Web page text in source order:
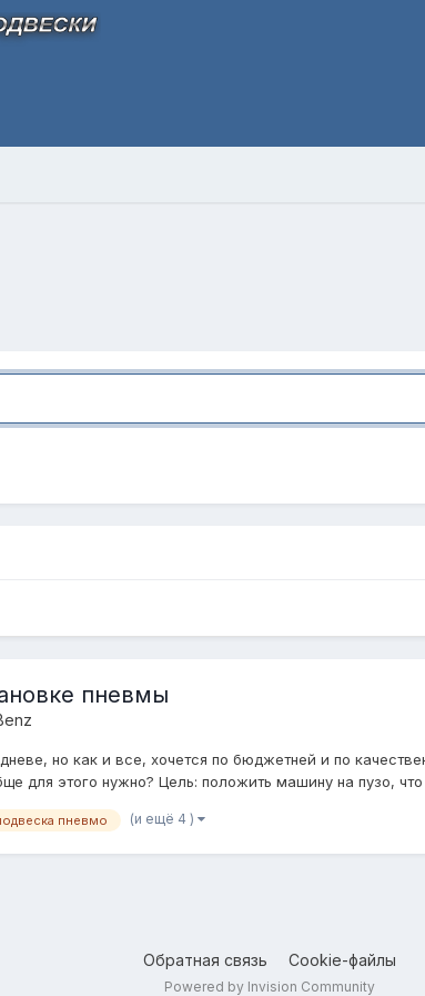
пневмы
но как и все, хочется по бюджетней и по
для этого нужно? Цель: положить машину на пузо, что
пневмо (и ещё 4 )
Обратная связь Cookie-файлы
Powered by Invision Community